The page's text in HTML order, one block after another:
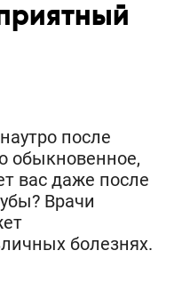
после
обыкновенное,
вас даже после
Врачи
болезнях.